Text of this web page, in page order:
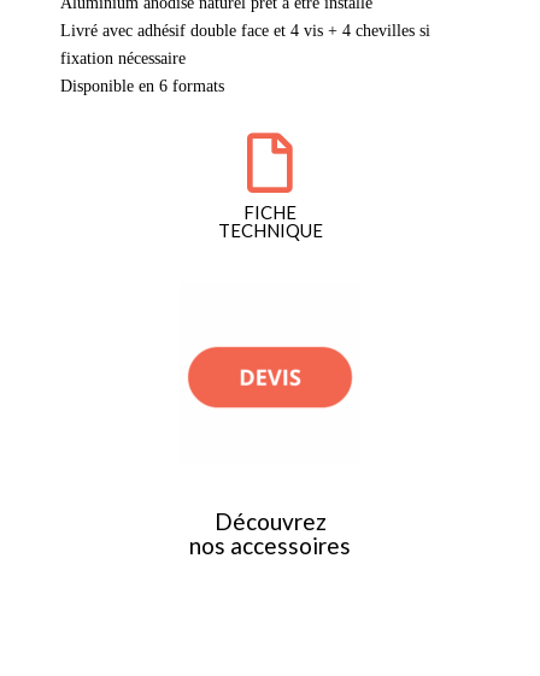
Livré avec adhésif double face et 4 vis + 4 chevilles si
fixation nécessaire
Disponible en 6 formats
FICHE
TECHNIQUE
Découvrez
nos accessoires